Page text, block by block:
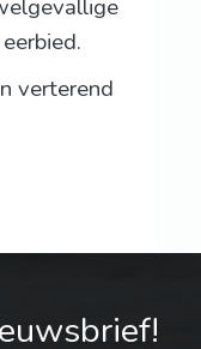
verterend